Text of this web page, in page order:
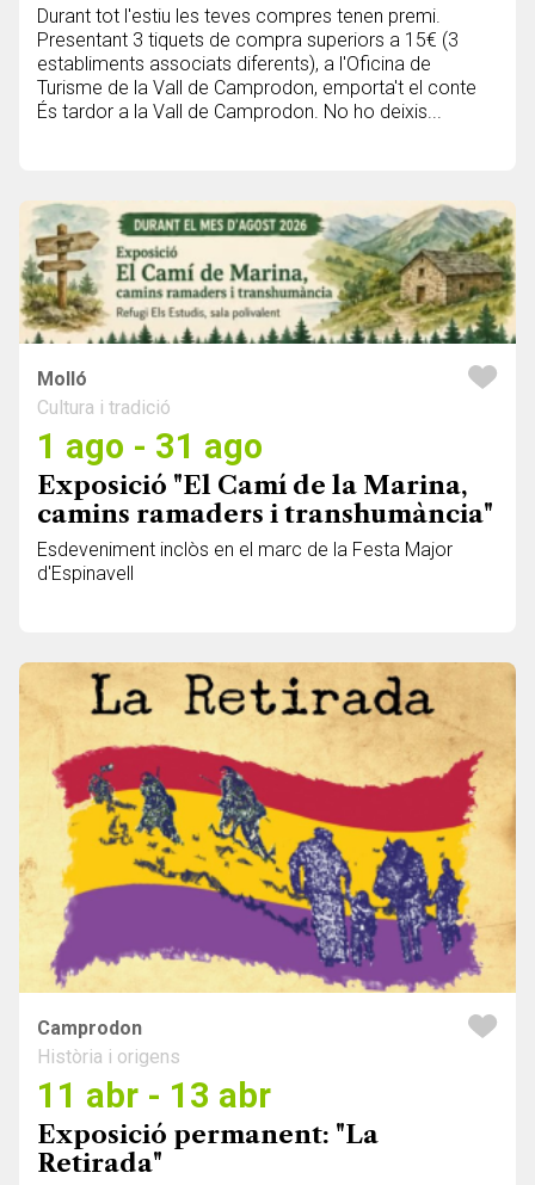
Durant tot l'estiu les teves compres tenen premi.
Presentant 3 tiquets de compra superiors a 15€ (3
establiments associats diferents), a l'Oficina de
Turisme de la Vall de Camprodon, emporta't el conte
És tardor a la Vall de Camprodon. No ho deixis...
Molló
Cultura i tradició
1 ago - 31 ago
Exposició "El Camí de la Marina,
camins ramaders i transhumància"
Esdeveniment inclòs en el marc de la Festa Major
d'Espinavell
Camprodon
Història i origens
11 abr - 13 abr
Exposició permanent: "La
Retirada"